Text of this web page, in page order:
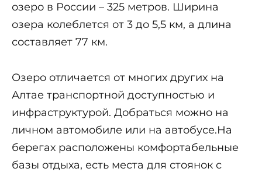
озеро в России – 325 метров. Ширина
озера колеблется от 3 до 5,5 км, а длина
составляет 77 км.
Озеро отличается от многих других на
Алтае транспортной доступностью и
инфраструктурой. Добраться можно на
личном автомобиле или на автобусе.На
берегах расположены комфортабельные
базы отдыха, есть места для стоянок с